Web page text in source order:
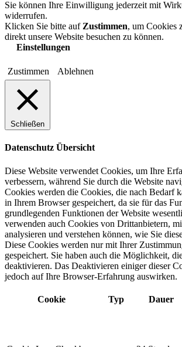
Sie können Ihre Einwilligung jederzeit mit
widerrufen.
Klicken Sie bitte auf Zustimmen, um Cookies
direkt unsere Website besuchen zu können.
Einstellungen
Zustimmen Ablehnen
Schließen
Datenschutz Übersicht
Diese Website verwendet Cookies, um Ihre
verbessern, während Sie durch die Website
Cookies werden die Cookies, die nach Bedarf
in Ihrem Browser gespeichert, da sie für das
grundlegenden Funktionen der Website
verwenden auch Cookies von Drittanbietern,
analysieren und verstehen können, wie Sie
Diese Cookies werden nur mit Ihrer
gespeichert. Sie haben auch die Möglichkeit,
deaktivieren. Das Deaktivieren einiger dieser
jedoch auf Ihre Browser-Erfahrung auswirken.
Cookie Typ Dauer